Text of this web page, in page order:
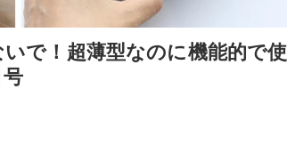
で！超薄型なのに機能的で使